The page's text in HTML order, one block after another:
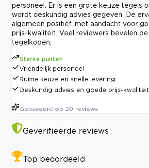
personeel. Er is een grote keuze tegels
wordt deskundig advies gegeven. De
algemeen positief, met aandacht voor
prijs-kwaliteit. Veel reviewers bevelen
tegelkopen.
Sterke punten
Vriendelijk personeel
Ruime keuze en snelle levering
Deskundig advies en goede prijs-kwaliteit
Gebaseerd op 20 reviews
Geverifieerde reviews
Top beoordeeld